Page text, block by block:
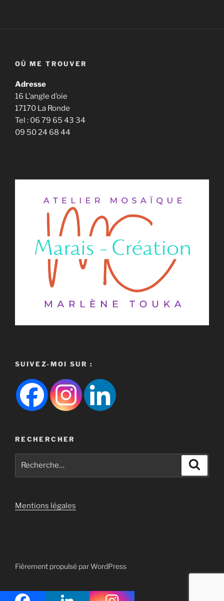
OÙ ME TROUVER
Adresse
16 L’angle d’oie
17170 La Ronde
Tel : 06 79 65 43 34
09 50 24 68 44
SUIVEZ-MOI SUR :
RECHERCHER
Mentions légales
Fièrement propulsé par WordPress